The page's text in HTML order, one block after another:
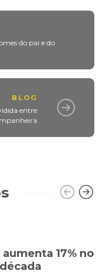
do pai e do
BLOG
entre
17% no